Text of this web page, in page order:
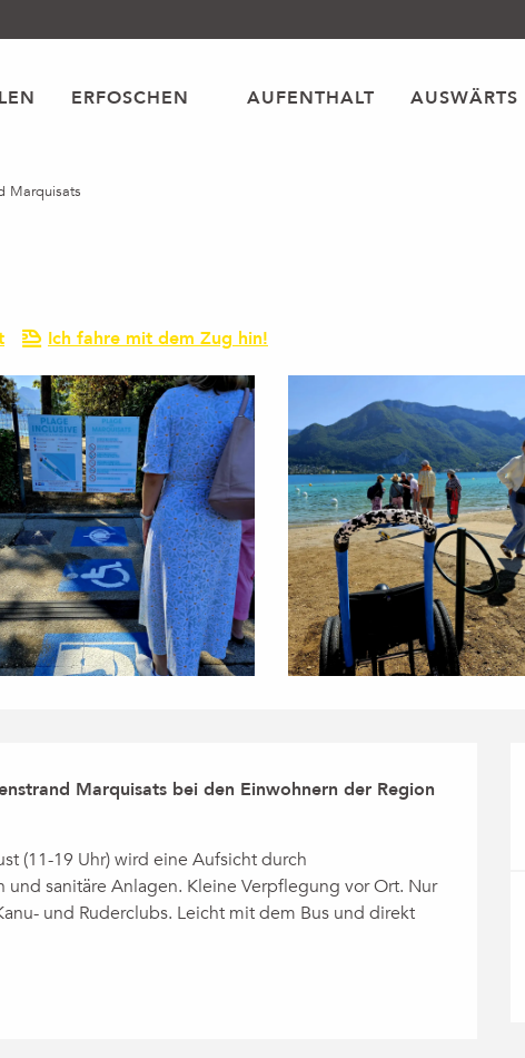
ERFOSCHEN AUFENTHALT AUSWÄRTS
Marquisats
Ich fahre mit dem Zug hin!
Marquisats bei den Einwohnern der Region
(11-19 Uhr) wird eine Aufsicht durch
sanitäre Anlagen. Kleine Verpflegung vor Ort. Nur
und Ruderclubs. Leicht mit dem Bus und direkt